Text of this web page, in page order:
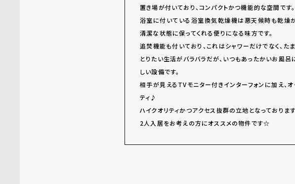
置き場が付いており、コンパクトかつ機能的な空間です。
浴室に付いている浴室換気乾燥機は悪天候時も乾燥
清潔な状態に保ってくれる便りになる味方です。
追焚機能も付いており、これはシャワーだけでなく、
とりたい生活がバラバラだが、いつもあったかいお風
しい設備です。
相手が見えるTVモニター付きインターフォンに加え、
ティ♪
ハイクオリティかつアクセス抜群の立地となっております
2人入居をお考えの方にオススメの物件です☆